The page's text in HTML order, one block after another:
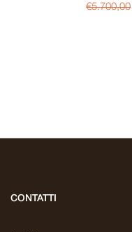
€5.700,00
CONTATTI